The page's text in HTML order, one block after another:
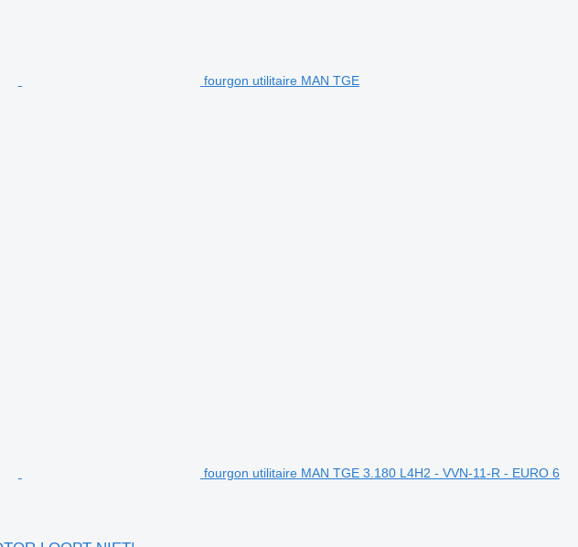
fourgon utilitaire MAN TGE
fourgon utilitaire MAN TGE 3.180 L4H2 - VVN-11-R - EURO 6